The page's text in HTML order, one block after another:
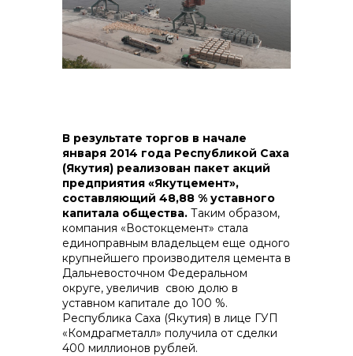
Контакты
В результате торгов в начале
января 2014 года Республикой Саха
(Якутия) реализован пакет акций
предприятия «Якутцемент»,
составляющий 48,88 % уставного
капитала общества. Таким образом,
компания «Востокцемент» стала
единоправным владельцем еще одного
крупнейшего производителя цемента в
Дальневосточном Федеральном
округе, увеличив свою долю в
уставном капитале до 100 %.
Республика Саха (Якутия) в лице ГУП
«Комдрагметалл» получила от сделки
400 миллионов рублей.